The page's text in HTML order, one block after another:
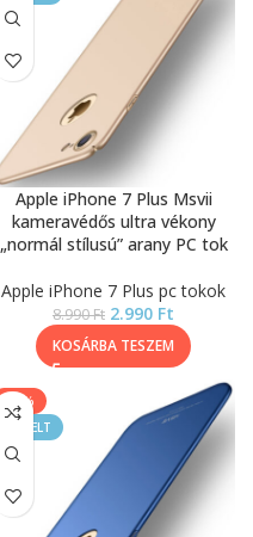
Apple iPhone 7 Plus Msvii
kameravédős ultra vékony
„normál stílusú” arany PC tok
Apple iPhone 7 Plus pc tokok
8.990Ft 2.990 Ft
KOSÁRBA TESZEM
-67%
KIEMELT